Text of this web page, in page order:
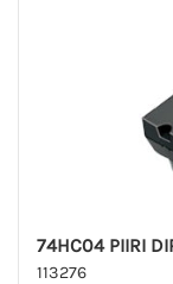
74HC04 PIIRI
113276